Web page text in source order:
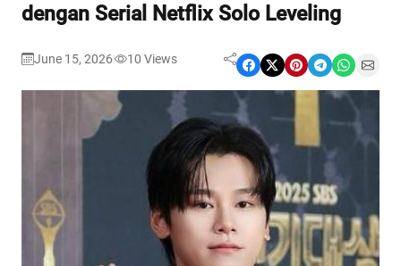
dengan Serial Netflix Solo Leveling
June 15, 2026 10 Views Share on Facebook Share on X Share on Pinterest Share on Telegram Share on WhatsApp Share on Email